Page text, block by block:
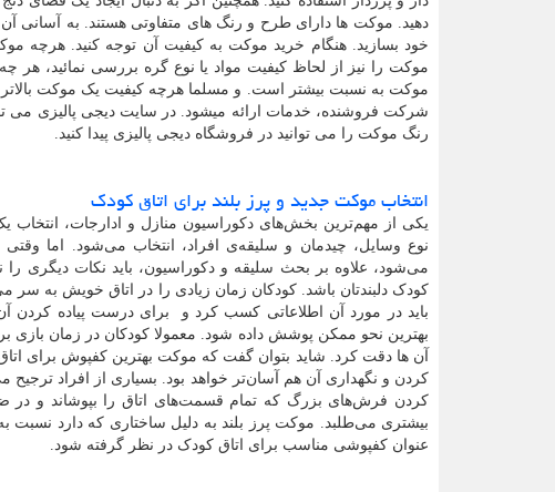
دهید. موکت ها دارای طرح و رنگ های متفاوتی هستند. به آسانی
خود بسازید. هنگام خرید موکت به کیفیت آن توجه کنید. هرچه
موکت را نیز از لحاظ کیفیت مواد یا نوع گره بررسی نمائید، هر
موکت به نسبت بیشتر است. و مسلما هرچه کیفیت یک موکت
شرکت فروشنده، خدمات ارائه می­شود. در سایت دیجی پالیزی می
رنگ موکت را می توانید در فروشگاه دیجی پالیزی پیدا کنید.
انتخاب موکت جدید و پرز بلند برای اتاق کودک
یکی از مهم‌ترین بخش‌های دکوراسیون منازل و ادارجات،
نوع وسایل، چیدمان و سلیقه‌ی افراد، انتخاب می‌شود. اما
می‌شود، علاوه بر بحث سلیقه و دکوراسیون، باید نکات
کودک دلبندتان باشد. کودکان زمان زیادی را در اتاق خویش به
باید در مورد آن اطلاعاتی کسب کرد و برای درست پیاده
بهترین نحو ممکن پوشش داده شود. معمولا کودکان در زمان بازی
آن ها دقت کرد. شاید بتوان گفت که موکت بهترین کفپوش برای
کردن و نگهداری آن هم آسان‌تر خواهد بود. بسیاری از افراد
کردن فرش‌های بزرگ که تمام قسمت‌های اتاق را بپوشاند و
بیشتری می‌طلبد. موکت پرز بلند به دلیل ساختاری که دارد
عنوان کفپوشی مناسب برای اتاق کودک در نظر گرفته شود.